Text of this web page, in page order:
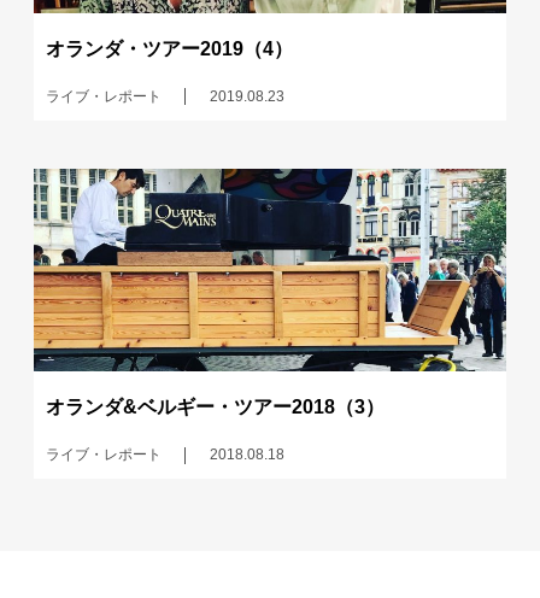
オランダ・ツアー2019（4）
ライブ・レポート 2019.08.23
オランダ&ベルギー・ツアー2018（3）
ライブ・レポート 2018.08.18